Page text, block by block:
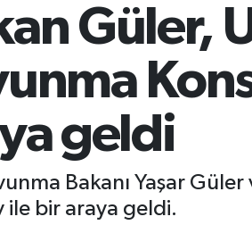
Güler,
geldi
Bakanı Yaşar
ile bir araya geldi.
ve Fikstür